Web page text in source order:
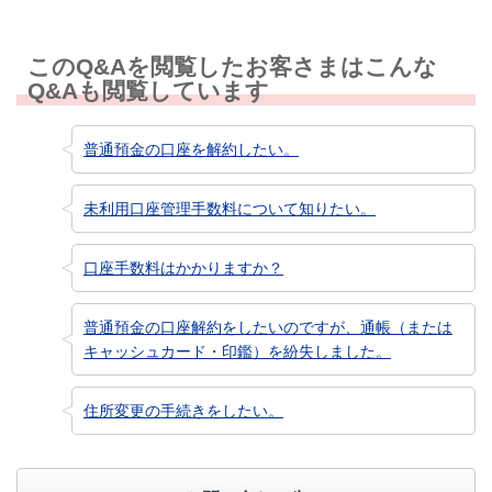
このQ&Aを閲覧したお客さまはこんな
Q&Aも閲覧しています
普通預金の口座を解約したい。
未利用口座管理手数料について知りたい。
口座手数料はかかりますか？
普通預金の口座解約をしたいのですが、通帳（または
キャッシュカード・印鑑）を紛失しました。
住所変更の手続きをしたい。